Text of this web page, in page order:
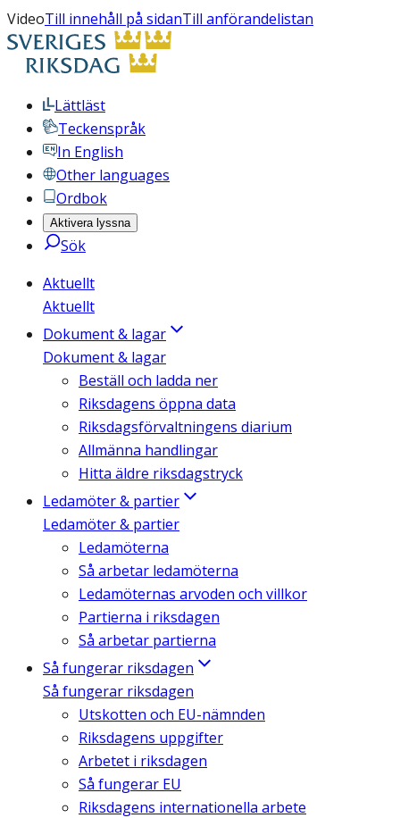
VideoTill innehåll på sidanTill anförandelistan
Lättläst
Teckenspråk
In English
Other languages
Ordbok
Aktivera lyssna
Sök
Aktuellt
Aktuellt
Dokument & lagar
Dokument & lagar
Beställ och ladda ner
Riksdagens öppna data
Riksdagsförvaltningens diarium
Allmänna handlingar
Hitta äldre riksdagstryck
Ledamöter & partier
Ledamöter & partier
Ledamöterna
Så arbetar ledamöterna
Ledamöternas arvoden och villkor
Partierna i riksdagen
Så arbetar partierna
Så fungerar riksdagen
Så fungerar riksdagen
Utskotten och EU-nämnden
Riksdagens uppgifter
Arbetet i riksdagen
Så fungerar EU
Riksdagens internationella arbete